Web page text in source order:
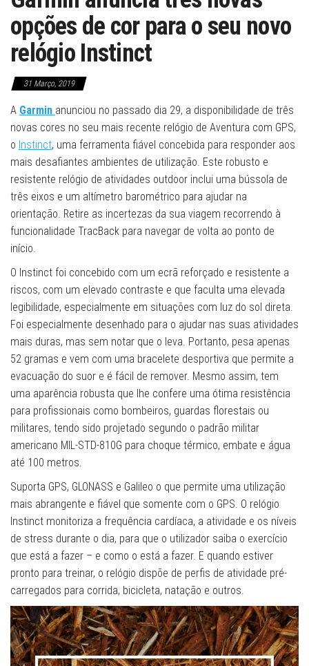
opções de cor para o seu novo
relógio Instinct
31 Março, 2019
A Garmin anunciou no passado dia 29, a disponibilidade de três
novas cores no seu mais recente relógio de Aventura com GPS,
o Instinct, uma ferramenta fiável concebida para responder aos
mais desafiantes ambientes de utilização. Este robusto e
resistente relógio de atividades outdoor inclui uma bússola de
três eixos e um altímetro barométrico para ajudar na
orientação. Retire as incertezas da sua viagem recorrendo à
funcionalidade TracBack para navegar de volta ao ponto de
início.
O Instinct foi concebido com um ecrã reforçado e resistente a
riscos, com um elevado contraste e que faculta uma elevada
legibilidade, especialmente em situações com luz do sol direta.
Foi especialmente desenhado para o ajudar nas suas atividades
mais duras, mas sem notar que o leva. Portanto, pesa apenas
52 gramas e vem com uma bracelete desportiva que permite a
evacuação do suor e é fácil de remover. Mesmo assim, tem
uma aparência robusta que lhe confere uma ótima resistência
para profissionais como bombeiros, guardas florestais ou
militares, tendo sido projetado segundo o padrão militar
americano MIL-STD-810G para choque térmico, embate e água
até 100 metros.
Suporta GPS, GLONASS e Galileo o que permite uma utilização
mais abrangente e fiável que somente com o GPS. O relógio
Instinct monitoriza a frequência cardíaca, a atividade e os níveis
de stress durante o dia, para que o utilizador saiba o exercício
que está a fazer – e como o está a fazer. E quando estiver
pronto para treinar, o relógio dispõe de perfis de atividade pré-
carregados para corrida, bicicleta, natação e outros.